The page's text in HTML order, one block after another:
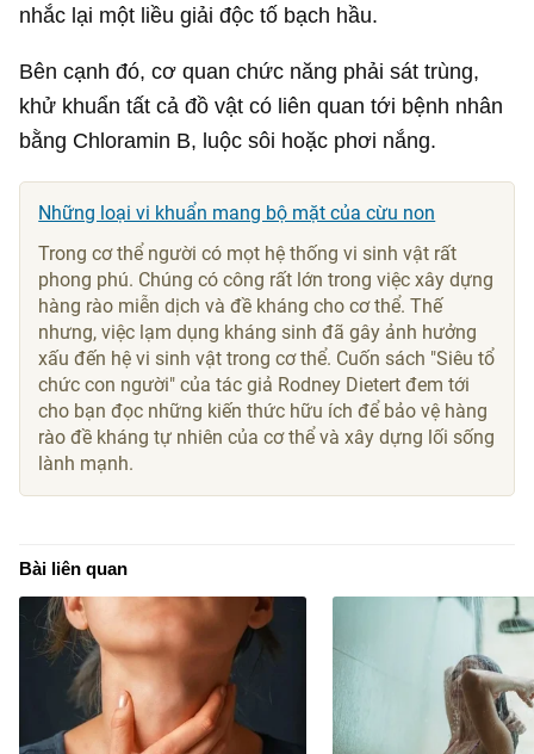
nhắc lại một liều giải độc tố bạch hầu.
Bên cạnh đó, cơ quan chức năng phải sát trùng,
khử khuẩn tất cả đồ vật có liên quan tới bệnh nhân
bằng Chloramin B, luộc sôi hoặc phơi nắng.
Những loại vi khuẩn mang bộ mặt của cừu non
Trong cơ thể người có mọt hệ thống vi sinh vật rất
phong phú. Chúng có công rất lớn trong việc xây dựng
hàng rào miễn dịch và đề kháng cho cơ thể. Thế
nhưng, việc lạm dụng kháng sinh đã gây ảnh hưởng
xấu đến hệ vi sinh vật trong cơ thể. Cuốn sách "Siêu tổ
chức con người" của tác giả Rodney Dietert đem tới
cho bạn đọc những kiến thức hữu ích để bảo vệ hàng
rào đề kháng tự nhiên của cơ thể và xây dựng lối sống
lành mạnh.
Bài liên quan